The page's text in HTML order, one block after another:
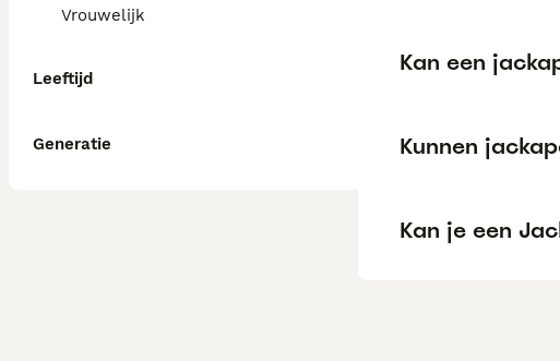
Vrouwelijk
Leeftijd
Generatie
Kan een
Kunnen
Kan je een